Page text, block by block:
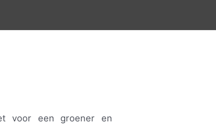
voor een groener en